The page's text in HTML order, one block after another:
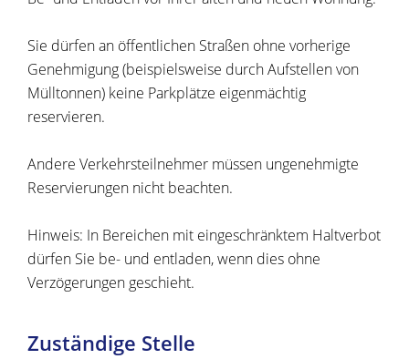
Sie dürfen an öffentlichen Straßen ohne vorherige
Genehmigung(beispielsweise durch Aufstellen von
Mülltonnen) keine Parkplätze eigenmächtig
reservieren.
Andere Verkehrsteilnehmer müssen ungenehmigte
Reservierungen nicht beachten.
Hinweis: In Bereichen mit eingeschränktem Haltverbot
dürfen Sie be- und entladen, wenn dies ohne
Verzögerungen geschieht.
Zuständige Stelle